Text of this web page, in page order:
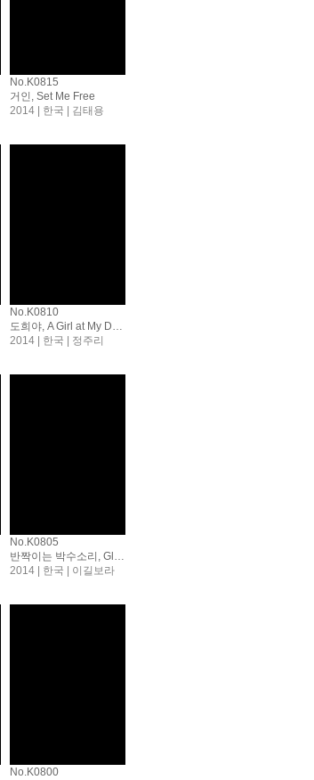
No.K0815
거인, Set Me Free
2014 | 한국 | 김태용
No.K0810
도희야, A Girl at My Door
2014 | 한국 | 정주리
No.K0805
반짝이는 박수소리, Glittering Hands
2014 | 한국 | 이길보라
No.K0800